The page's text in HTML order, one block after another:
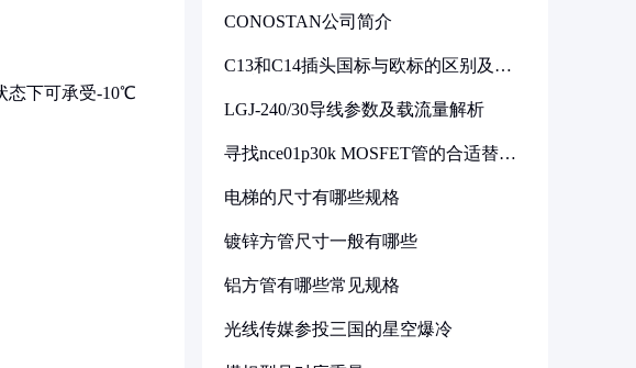
态下可承受-10℃
CONOSTAN公司简介
C13和C14插头国标与欧标的区别及其
LGJ-240/30导线参数及载流量解析
寻找nce01p30k MOSFET管的合适替代
电梯的尺寸有哪些规格
镀锌方管尺寸一般有哪些
铝方管有哪些常见规格
光线传媒参投三国的星空爆冷